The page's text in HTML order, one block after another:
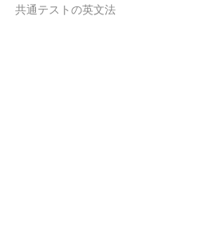
共通テストの英文法